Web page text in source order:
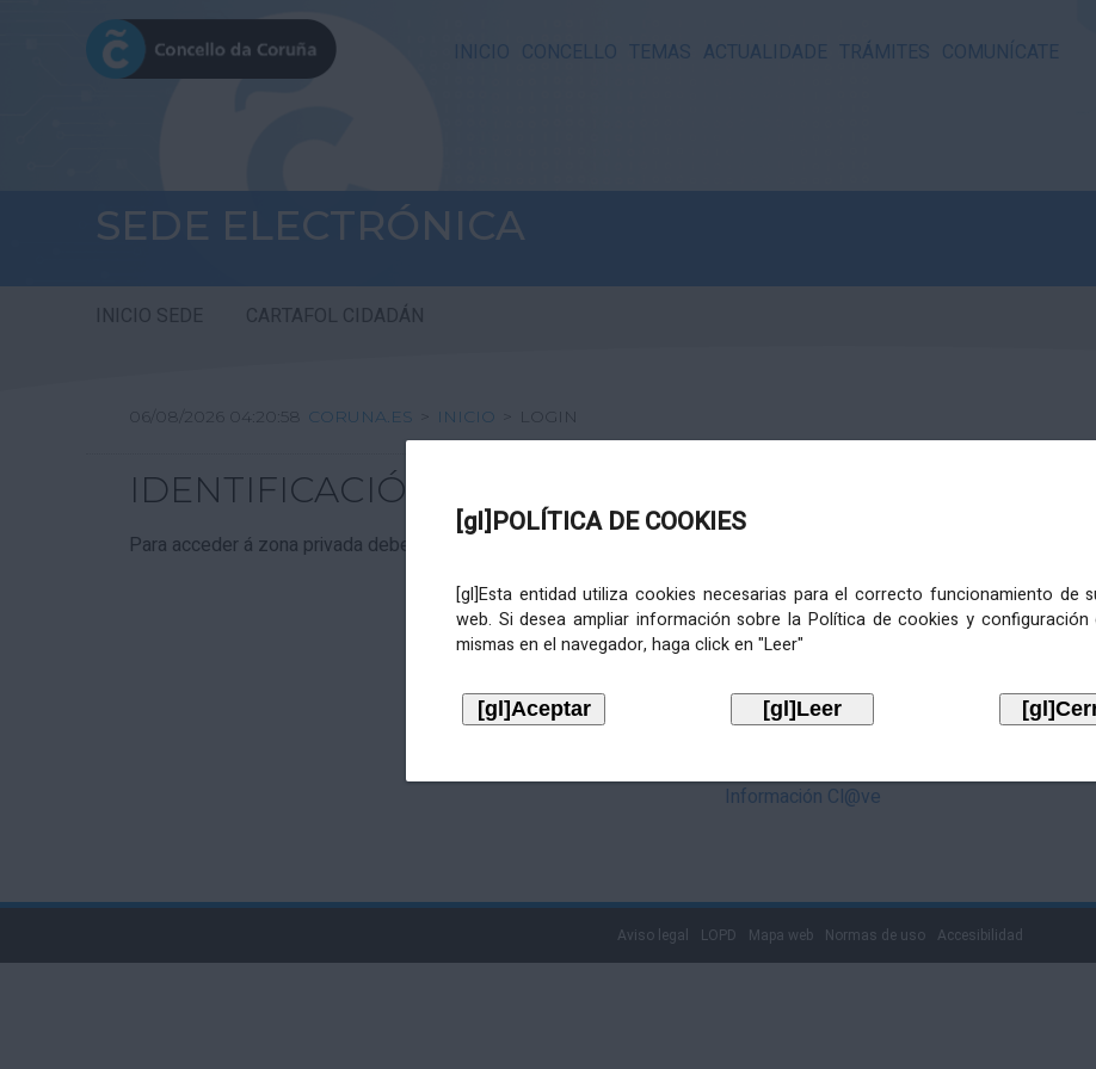
INICIO CONCELLO TEMAS ACTUALIDADE TRÁMITES COMUNÍCATE
SEDE ELECTRÓNICA
INICIO SEDE CARTAFOL CIDADÁN
[gl]POLÍTICA DE COOKIES
[gl]Esta entidad utiliza cookies necesarias para el correcto funcionamiento de
web. Si desea ampliar información sobre la Política de cookies y configuración
mismas en el navegador, haga click en "Leer"
06/08/2026 04:20:58 CORUNA.ES > INICIO > LOGIN
IDENTIFICACIÓN
Para acceder á zona privada debe identificarse mediante Cl@ve. Pulse no logotipo
Información Cl@ve
Aviso legal LOPD Mapa web Normas de uso Accesibilidad